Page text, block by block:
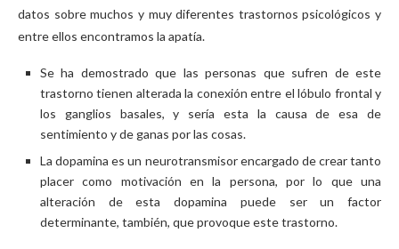
datos sobre muchos y muy diferentes trastornos psicológicos y
entre ellos encontramos la apatía.
Se ha demostrado que las personas que sufren de este
trastorno tienen alterada la conexión entre el lóbulo frontal y
los ganglios basales, y sería esta la causa de esa de
sentimiento y de ganas por las cosas.
La dopamina es un neurotransmisor encargado de crear tanto
placer como motivación en la persona, por lo que una
alteración de esta dopamina puede ser un factor
determinante, también, que provoque este trastorno.